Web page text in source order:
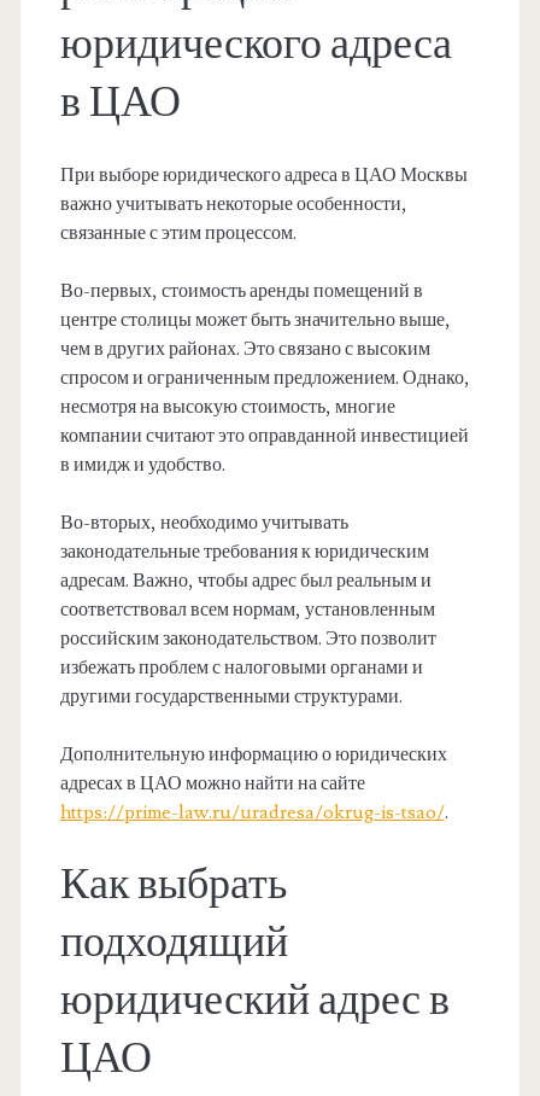
юридического адреса
в ЦАО
При выборе юридического адреса в ЦАО Москвы
важно учитывать некоторые особенности,
связанные с этим процессом.
Во-первых, стоимость аренды помещений в
центре столицы может быть значительно выше,
чем в других районах. Это связано с высоким
спросом и ограниченным предложением. Однако,
несмотря на высокую стоимость, многие
компании считают это оправданной инвестицией
в имидж и удобство.
Во-вторых, необходимо учитывать
законодательные требования к юридическим
адресам. Важно, чтобы адрес был реальным и
соответствовал всем нормам, установленным
российским законодательством. Это позволит
избежать проблем с налоговыми органами и
другими государственными структурами.
Дополнительную информацию о юридических
адресах в ЦАО можно найти на сайте
https://prime-law.ru/uradresa/okrug-is-tsao/.
Как выбрать
подходящий
юридический адрес в
ЦАО